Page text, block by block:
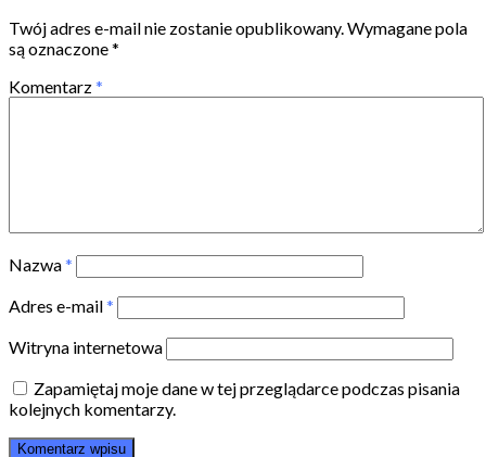
Twój adres e-mail nie zostanie opublikowany.Wymagane pola
są oznaczone*
Komentarz*
Nazwa*
Adres e-mail*
Witryna internetowa
Zapamiętaj moje dane w tej przeglądarce podczas pisania
kolejnych komentarzy.